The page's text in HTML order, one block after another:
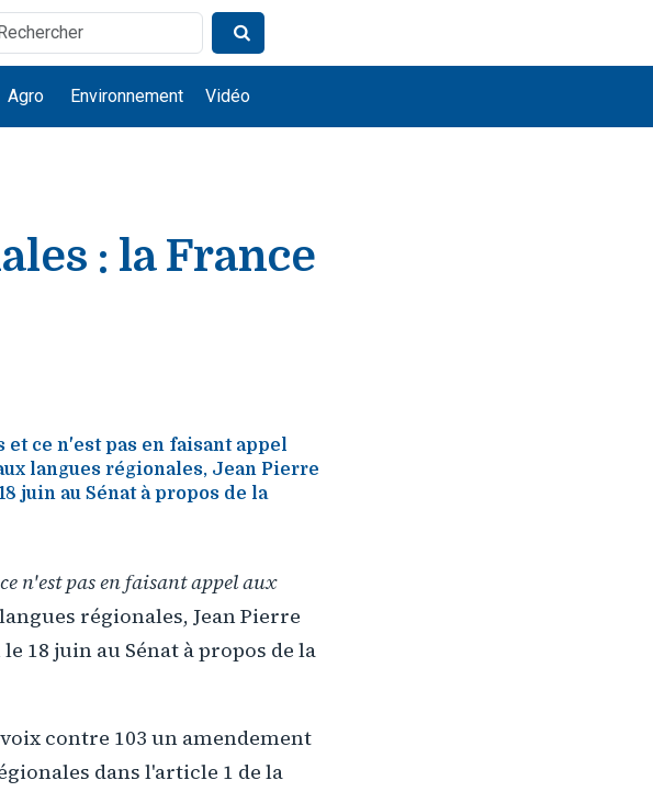
Agro Environnement Vidéo
: la France
ce n'est pas en faisant appel
langues régionales, Jean Pierre
juin au Sénat à propos de la
n'est pas en faisant appel aux
régionales, Jean Pierre
18 juin au Sénat à propos de la
contre 103 un amendement
dans l'article 1 de la